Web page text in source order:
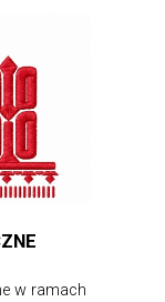
w ramach